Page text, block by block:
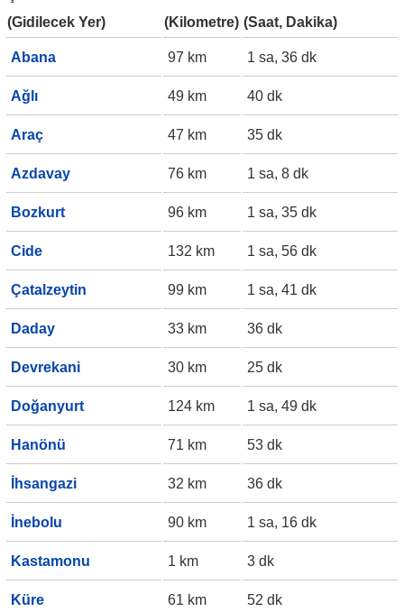
(Gidilecek Yer)
(Kilometre) (Saat, Dakika)
Abana 97 km 1 sa, 36 dk
Ağlı 49 km 40 dk
Araç 47 km 35 dk
Azdavay 76 km 1 sa, 8 dk
Bozkurt 96 km 1 sa, 35 dk
Cide 132 km 1 sa, 56 dk
Çatalzeytin 99 km 1 sa, 41 dk
Daday 33 km 36 dk
Devrekani 30 km 25 dk
Doğanyurt 124 km 1 sa, 49 dk
Hanönü 71 km 53 dk
İhsangazi 32 km 36 dk
İnebolu 90 km 1 sa, 16 dk
Kastamonu 1 km 3 dk
Küre 61 km 52 dk